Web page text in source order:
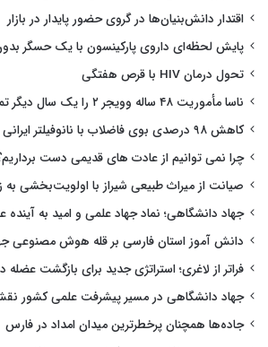
اقتدار دانش‌بنیان‌ها در گروی حضور پایدار در بازار
پایش لحظه‌ای داروی پارکینسون با یک حسگر
تحول درمان HIV با قرص هفتگی
ناسا مأموریت ۴۸ ساله وویجر ۲ را یک سال دیگر تمدید کرد
کاهش ۹۸ درصدی بوی فاضلاب با نانوفیلتر ایرانی
چرا نمی توانیم از عادت های قدیمی دست
صیانت از میراث طبیعی شیراز با اولویت‌بخشی
جهاد دانشگاهی؛ نماد جهاد علمی و امید به
دانش آموز استان فارسی بر قله هوش مصنوعی
فراتر از لاغری؛ استراتژی جدید برای بازگشت عضله
جهاد دانشگاهی در مسیر پیشرفت علمی کشور
جاده‌ها همچنان پرخطرترین میدان امداد در فارس